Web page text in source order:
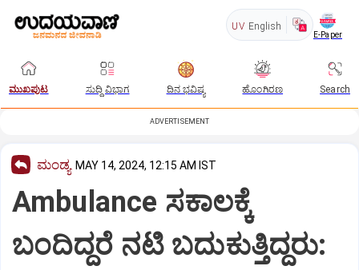
UV English
E-Paper
ಮುಖಪುಟ ಸುದ್ದಿ ವಿಭಾಗ ದಿನ ಭವಿಷ್ಯ ಹೊಂಗಿರಣ Search
ADVERTISEMENT
ಮಂಡ್ಯ MAY 14, 2024, 12:15 AM IST
Ambulance ಸಕಾಲಕ್ಕೆ
ಬಂದಿದ್ದರೆ ನಟಿ ಬದುಕುತ್ತಿದ್ದರು: